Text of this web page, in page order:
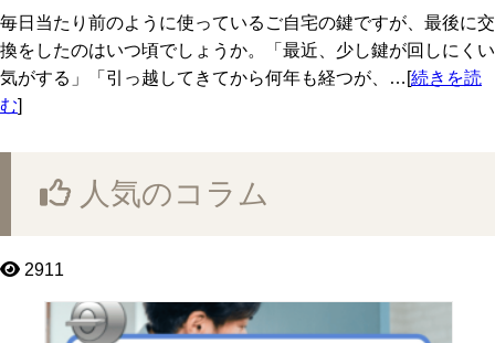
毎日当たり前のように使っているご自宅の鍵ですが、最後に交
換をしたのはいつ頃でしょうか。「最近、少し鍵が回しにくい
気がする」「引っ越してきてから何年も経つが、…[続きを読
む]
人気のコラム
2911